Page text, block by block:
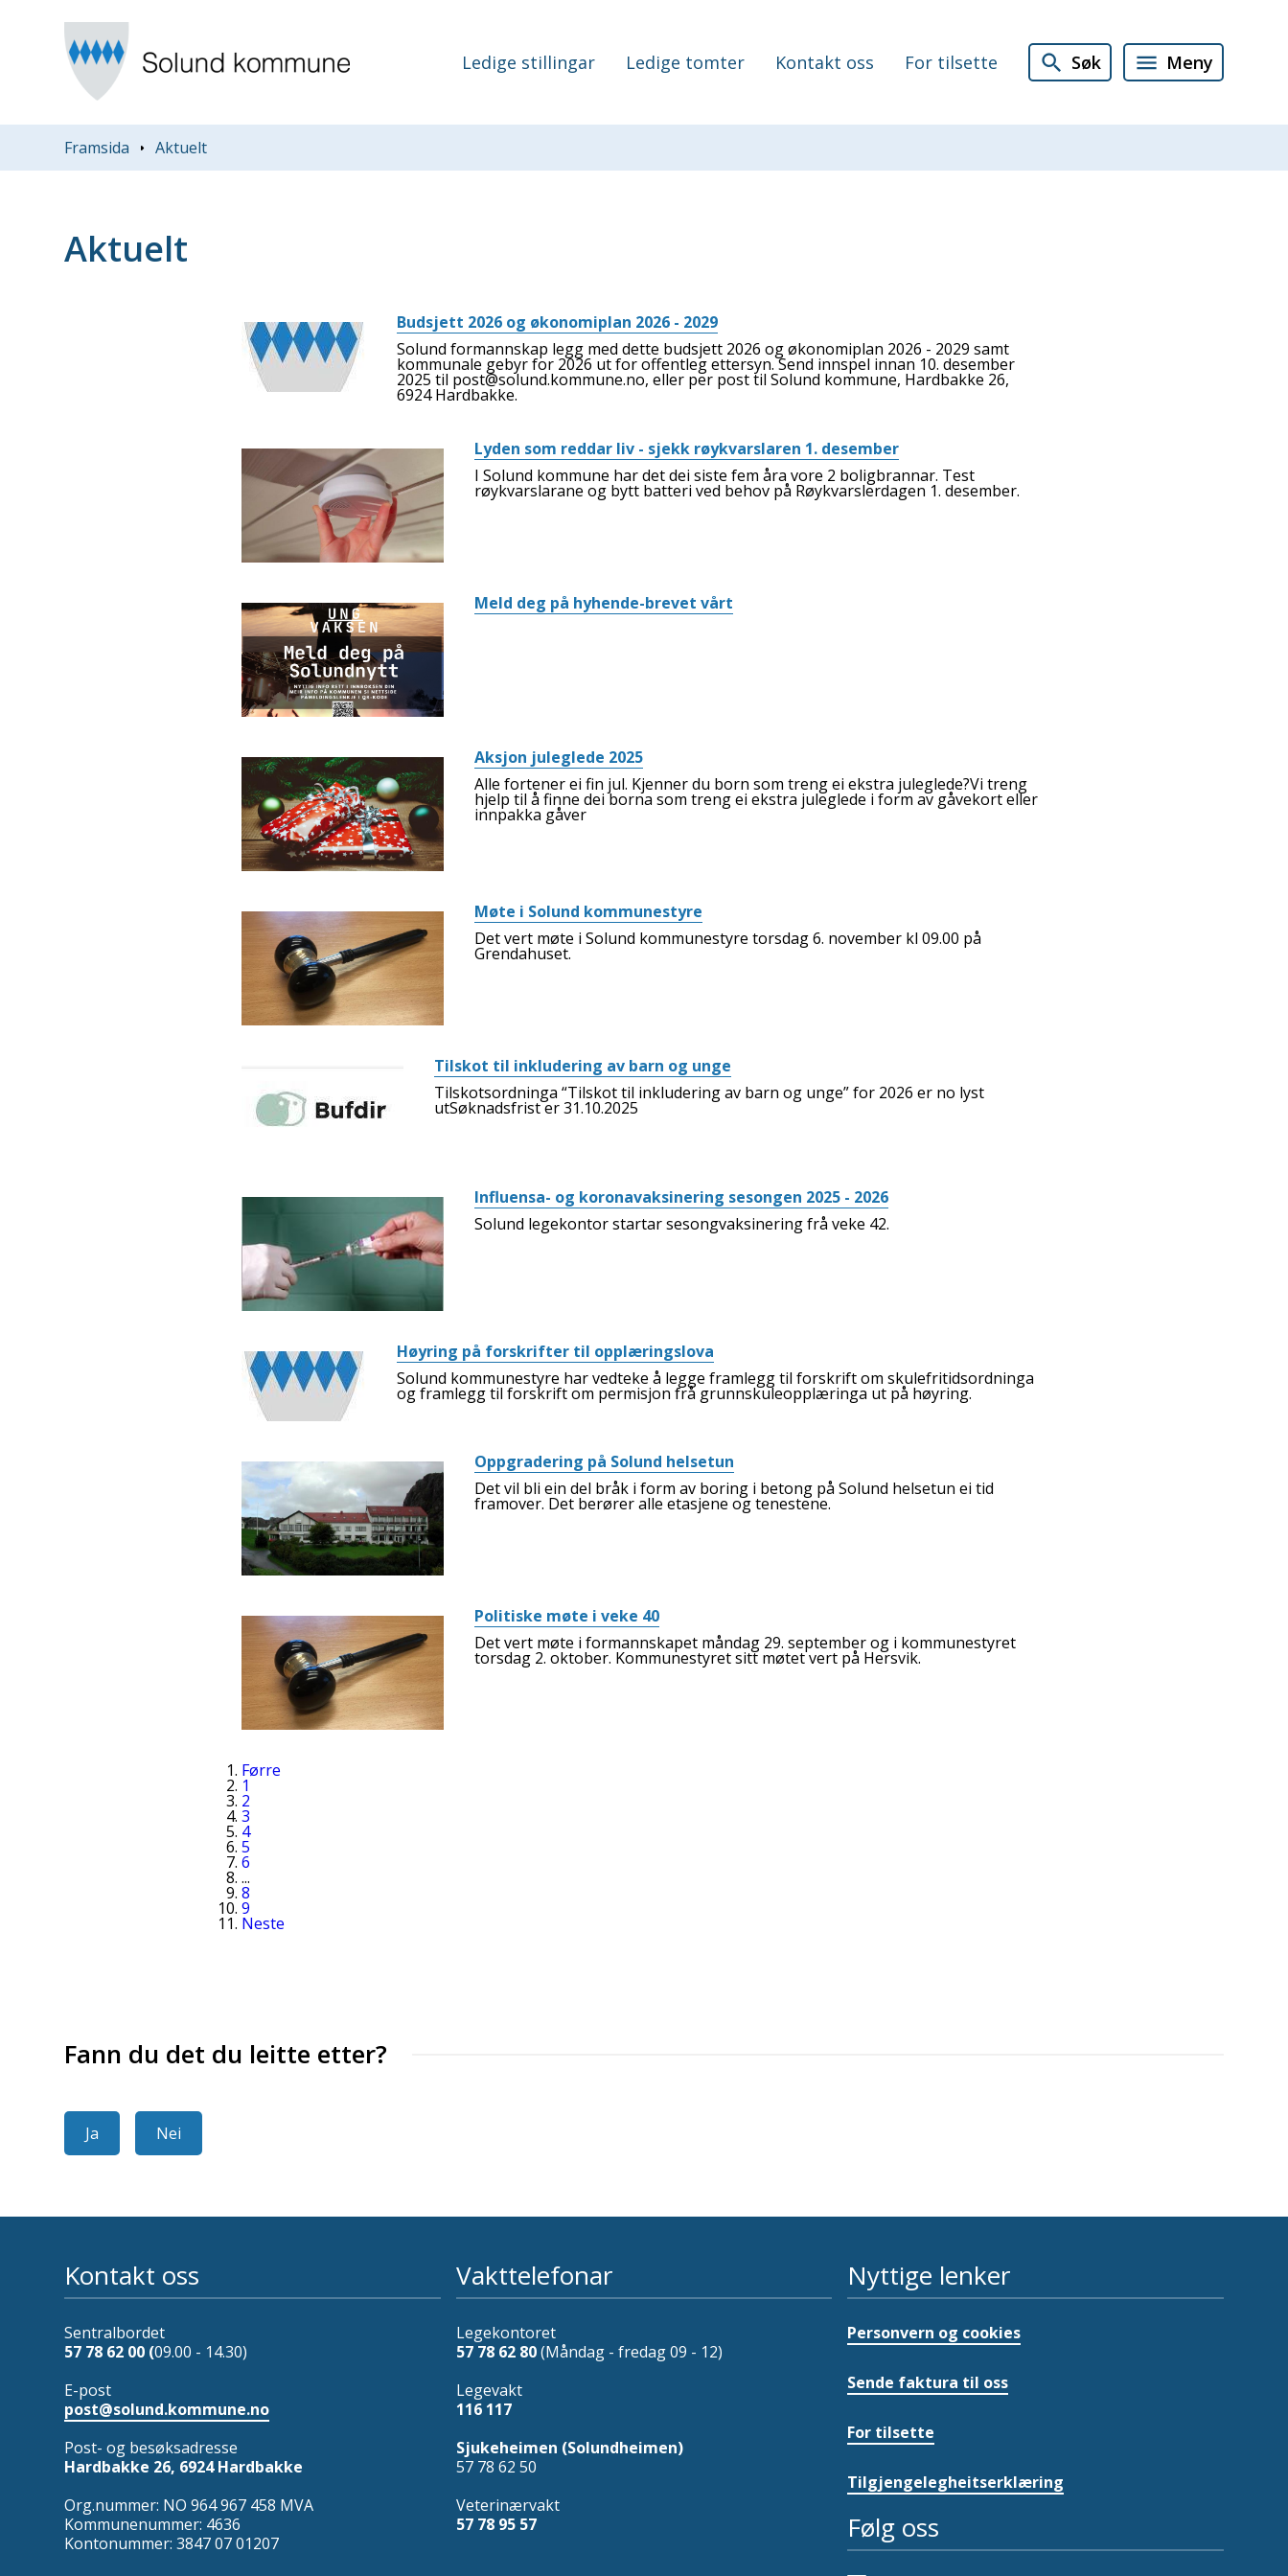
Ledige stillingar Ledige tomter Kontakt oss For tilsette Søk Meny
Du er her:
Framsida Aktuelt
Aktuelt
Budsjett 2026 og økonomiplan 2026 - 2029
Solund formannskap legg med dette budsjett 2026 og økonomiplan 2026 - 2029 samt
kommunale gebyr for 2026 ut for offentleg ettersyn. Send innspel innan 10. desember
2025 til post@solund.kommune.no, eller per post til Solund kommune, Hardbakke 26,
6924 Hardbakke.
Lyden som reddar liv - sjekk røykvarslaren 1. desember
I Solund kommune har det dei siste fem åra vore 2 boligbrannar. Test
røykvarslarane og bytt batteri ved behov på Røykvarslerdagen 1. desember.
Meld deg på hyhende-brevet vårt
Aksjon juleglede 2025
Alle fortener ei fin jul. Kjenner du born som treng ei ekstra juleglede?Vi treng
hjelp til å finne dei borna som treng ei ekstra juleglede i form av gåvekort eller
innpakka gåver
Møte i Solund kommunestyre
Det vert møte i Solund kommunestyre torsdag 6. november kl 09.00 på
Grendahuset.
Tilskot til inkludering av barn og unge
Tilskotsordninga “Tilskot til inkludering av barn og unge” for 2026 er no lyst
utSøknadsfrist er 31.10.2025
Influensa- og koronavaksinering sesongen 2025 - 2026
Solund legekontor startar sesongvaksinering frå veke 42.
Høyring på forskrifter til opplæringslova
Solund kommunestyre har vedteke å legge framlegg til forskrift om skulefritidsordninga
og framlegg til forskrift om permisjon frå grunnskuleopplæringa ut på høyring.
Oppgradering på Solund helsetun
Det vil bli ein del bråk i form av boring i betong på Solund helsetun ei tid
framover. Det berører alle etasjene og tenestene.
Politiske møte i veke 40
Det vert møte i formannskapet måndag 29. september og i kommunestyret
torsdag 2. oktober. Kommunestyret sitt møtet vert på Hersvik.
Førre
1
2
3
4
5
6
...
8
9
Neste
Fann du det du leitte etter?
Ja Nei
Kontakt oss
Sentralbordet
57 78 62 00 (09.00 - 14.30)
E-post
post@solund.kommune.no
Post- og besøksadresse
Hardbakke 26, 6924 Hardbakke
Org.nummer: NO 964 967 458 MVA
Kommunenummer: 4636
Kontonummer: 3847 07 01207
Vakttelefonar
Legekontoret
57 78 62 80(Måndag - fredag 09 - 12)
Legevakt
116 117
Sjukeheimen (Solundheimen)
57 78 62 50
Veterinærvakt
57 78 95 57
Nyttige lenker
Personvern og cookies
Sende faktura til oss
For tilsette
Tilgjengelegheitserklæring
Følg oss